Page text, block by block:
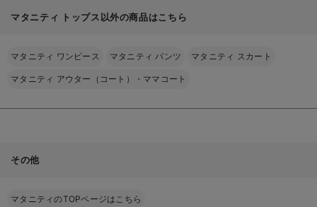
マタニティ トップス以外の商品はこちら
マタニティ ワンピース マタニティ パンツ マタニティ スカート
マタニティ アウター（コート）・ママコート
その他
マタニティのTOPページはこちら